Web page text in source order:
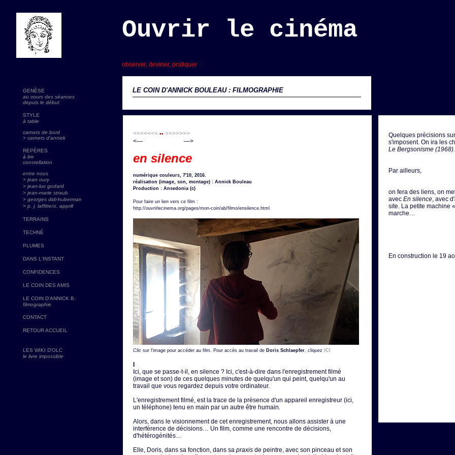
Quelques précisions
s'imposent. On ira les
Le Bergsonisme (1968).
Par ailleurs,
on fera des liens, on
avec En silence, avec
site. La petite machine
marche…
En construction le 19
LE COIN D'ANNICK BOULEAU : FILMOGRAPHIE
observer, deviner, pratiquer
GENÈSE
au cours des séances
depuis le début
STYLE
à table
carnets de bord
> carnets d'annick
REPÈRES
à lire
constellation
entre nous
> jean oury
> jean-luc godard
> jean-marie straub
> georges didi-huberman
> p. j. laffitte/o. apprill
TERRAINS
TECHNÈ
PLUMES
DANS L'INSTANT
CONFIDENCES
LE COIN DES AMIS
LE COIN D'ANNICK B.
filmographie
CONTACT
RETOUR ACCUEIL
LES WIKI D'OLC
le livre impossible
<<<<<<< •• >>>>>>>
<— —>
en silence
numérique couleurs, 7'10, 2016.
réalisation (image, son, montage) : Annick Bouleau
Production : Ansedonia (c)
Pour faire un lien vers ce film :
http://ouvrirlecinema.org/pages/mon-coin/ab/filmo/ensilence.html
Clic sur l'image pour accéder au film. Pour accès au travail de Doris Schlaepfer, cliquez ICI
Ici, que se passe-t-il, en silence ? Ici, c'est-à-dire dans l'enregistrement filmé
(image et son) de ces quelques minutes de quelqu'un qui peint, quelqu'un au
travail que vous regardez depuis votre ordinateur.
L'enregistrement filmé, est la trace de la présence d'un appareil enregistreur (ici,
un téléphone) tenu en main par un autre être humain.
Alors, dans le visionnement de cet enregistrement, nous allons assister à une
interférence de décisions… Un film, comme une rencontre de décisions,
d'hétérogénités…
Elle, Doris, dans sa fonction, dans sa praxis de peintre, avec son pinceau et son
Ouvrir le cinéma